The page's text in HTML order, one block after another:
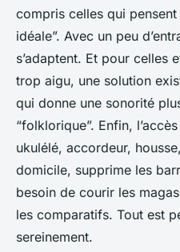
compris celles qui
idéale”. Avec un peu
s’adaptent. Et pour celles
trop aigu, une solution
qui donne une sonorité
“folklorique”. Enfin,
ukulélé, accordeur,
domicile, supprime les
besoin de courir les
les comparatifs. Tout est
sereinement.